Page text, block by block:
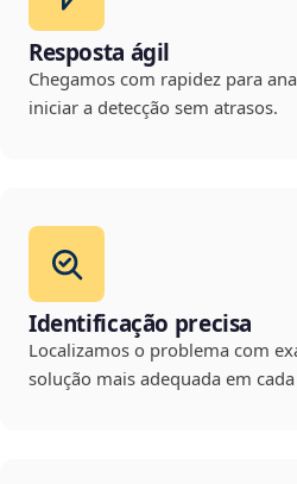
Resposta ágil
Chegamos com rapidez para
iniciar a detecção sem atrasos.
Identificação precisa
Localizamos o problema com
solução mais adequada em